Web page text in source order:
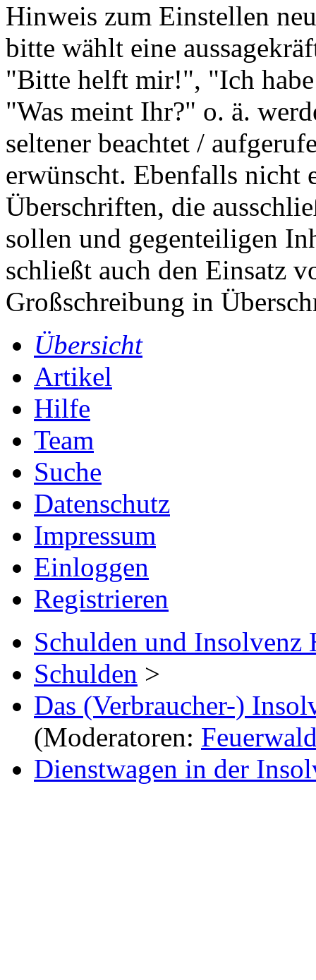
Hinweis zum Einstellen
bitte wählt eine
"Bitte helft mir!", "Ich
"Was meint Ihr?" o. ä.
seltener beachtet /
erwünscht. Ebenfalls nicht
Überschriften, die
sollen und gegenteiligen
schließt auch den Einsatz
Großschreibung in
Übersicht
Artikel
Hilfe
Team
Suche
Datenschutz
Impressum
Einloggen
Registrieren
Schulden und Insolvenz
Schulden >
Das (Verbraucher-)
(Moderatoren:
Dienstwagen in der